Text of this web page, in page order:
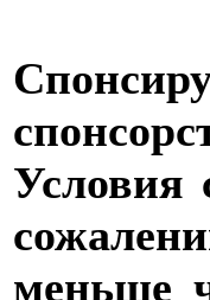
Условия
меньше